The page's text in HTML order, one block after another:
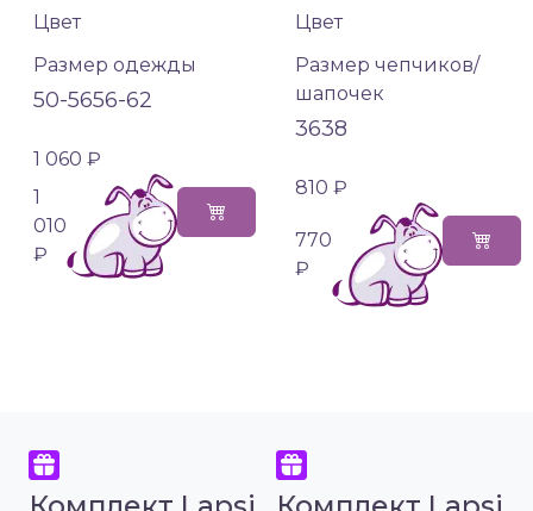
Цвет
Размер одежды
50-5656-62
1 060 ₽
1
010
₽
Цвет
Размер чепчиков/
шапочек
3638
810 ₽
770
₽